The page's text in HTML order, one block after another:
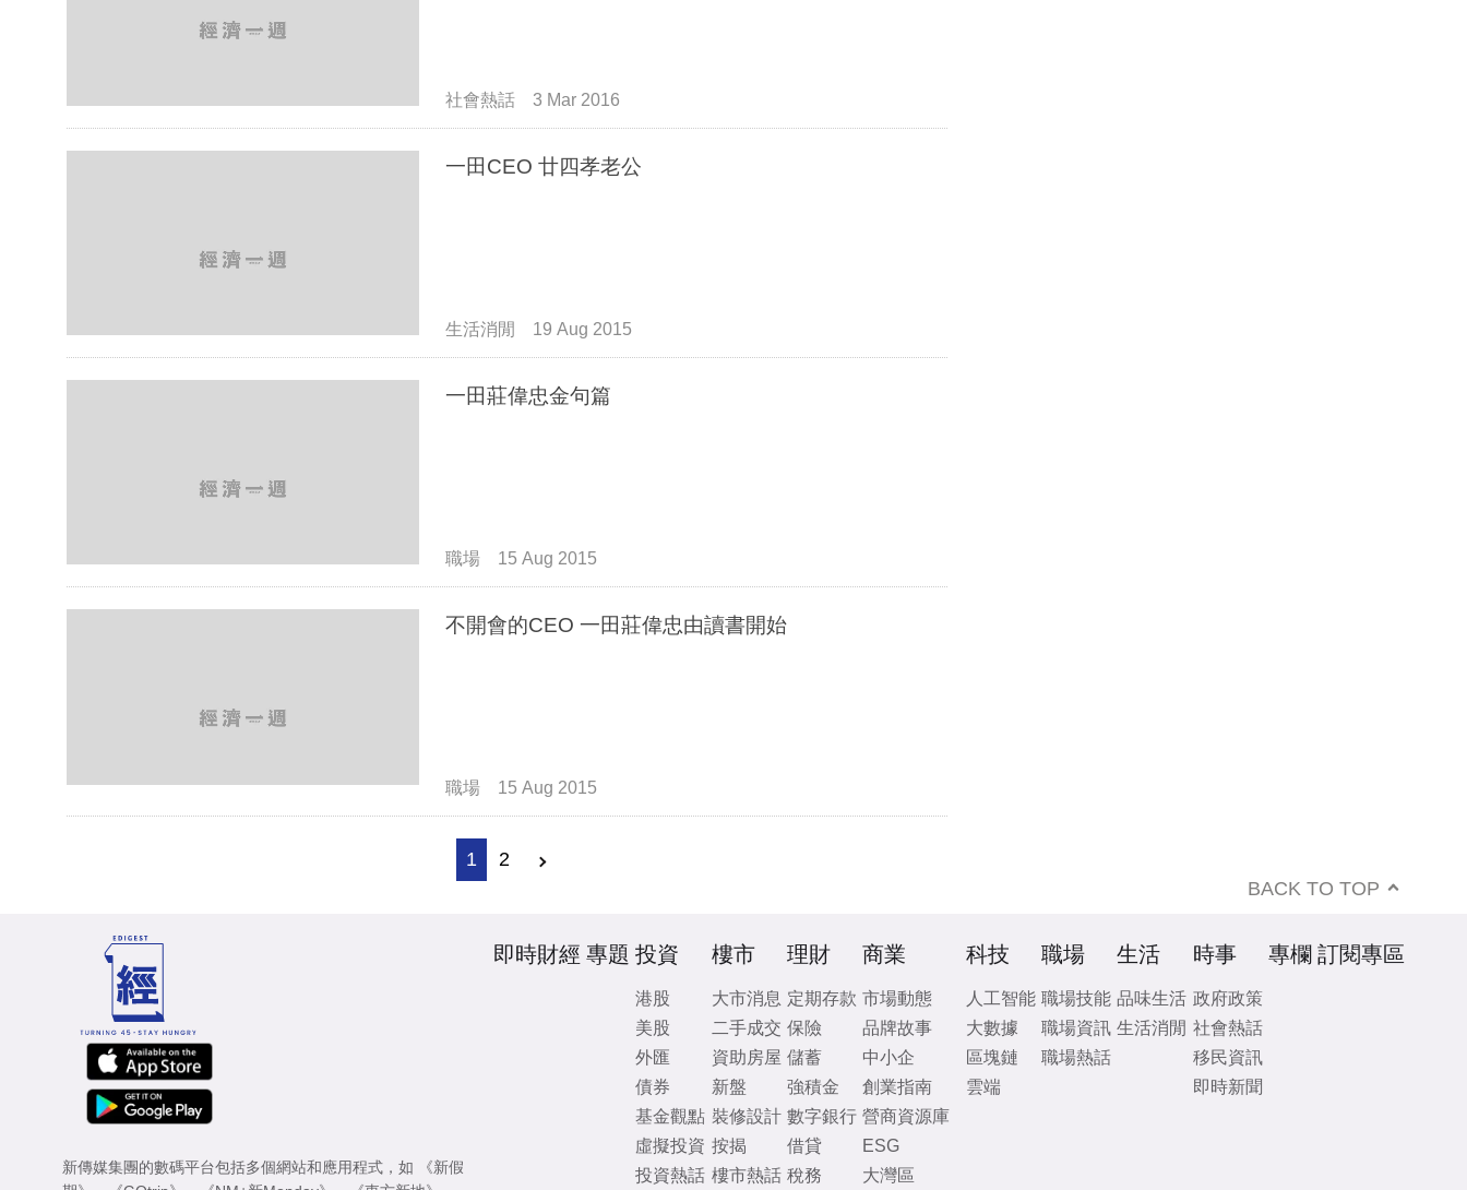
社會熱話 3 Mar 2016
一田CEO 廿四孝老公
生活消閒 19 Aug 2015
一田莊偉忠金句篇
職場 15 Aug 2015
不開會的CEO 一田莊偉忠由讀書開始
職場 15 Aug 2015
1 2
BACK TO TOP
新傳媒集團的數碼平台包括多個網站和應用程式，如
《新假
即時財經 專題 投資
港股
美股
外匯
債券
基金觀點
虛擬投資
投資熱話
樓市
大市消息
二手成交
資助房屋
新盤
裝修設計
按揭
樓市熱話
理財
定期存款
保險
儲蓄
強積金
數字銀行
借貸
稅務
商業
市場動態
品牌故事
中小企
創業指南
營商資源庫
ESG
大灣區
科技
人工智能
大數據
區塊鏈
雲端
職場
職場技能
職場資訊
職場熱話
生活
品味生活
生活消閒
時事
政府政策
社會熱話
移民資訊
即時新聞
專欄 訂閱專區